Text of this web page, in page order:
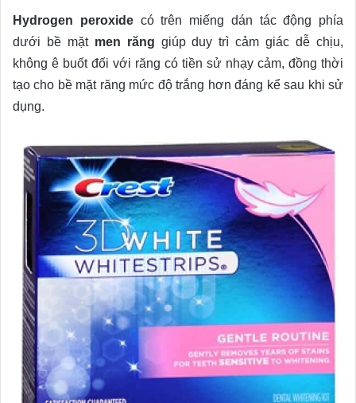
Hydrogen peroxidecó trên miếng dán tác động phía
dưới bề mặt men răng giúp duy trì cảm giác dễ chịu,
không ê buốt đối với răng có tiền sử nhạy cảm, đồng thời
tạo cho bề mặt răng mức độ trắng hơn đáng kể sau khi sử
dụng.